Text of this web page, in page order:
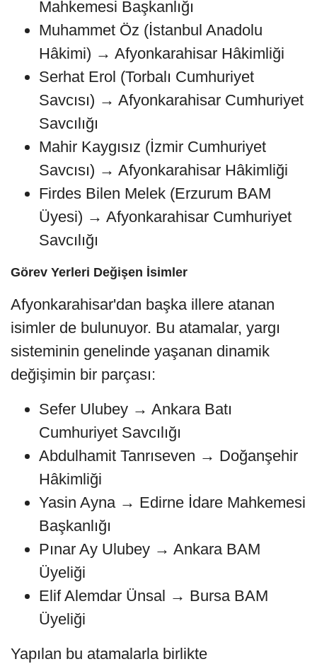
Mahkemesi Başkanlığı
Muhammet Öz (İstanbul Anadolu
Hâkimi) → Afyonkarahisar Hâkimliği
Serhat Erol (Torbalı Cumhuriyet
Savcısı) → Afyonkarahisar Cumhuriyet
Savcılığı
Mahir Kaygısız (İzmir Cumhuriyet
Savcısı) → Afyonkarahisar Hâkimliği
Firdes Bilen Melek (Erzurum BAM
Üyesi) → Afyonkarahisar Cumhuriyet
Savcılığı
Görev Yerleri Değişen İsimler
Afyonkarahisar'dan başka illere atanan
isimler de bulunuyor. Bu atamalar, yargı
sisteminin genelinde yaşanan dinamik
değişimin bir parçası:
Sefer Ulubey → Ankara Batı
Cumhuriyet Savcılığı
Abdulhamit Tanrıseven → Doğanşehir
Hâkimliği
Yasin Ayna → Edirne İdare Mahkemesi
Başkanlığı
Pınar Ay Ulubey → Ankara BAM
Üyeliği
Elif Alemdar Ünsal → Bursa BAM
Üyeliği
Yapılan bu atamalarla birlikte